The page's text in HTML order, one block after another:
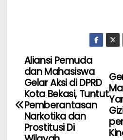
Aliansi Pemuda
dan Mahasiswa
Gelar Aksi di DPRD
Kota Bekasi, Tuntut
Pemberantasan
Narkotika dan
Prostitusi Di